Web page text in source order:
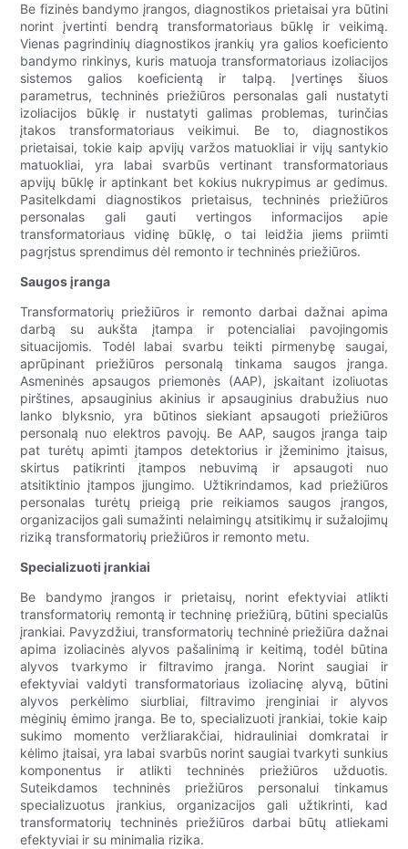
Be fizinės bandymo įrangos, diagnostikos prietaisai yra būtini
norint įvertinti bendrą transformatoriaus būklę ir veikimą.
Vienas pagrindinių diagnostikos įrankių yra galios koeficiento
bandymo rinkinys, kuris matuoja transformatoriaus izoliacijos
sistemos galios koeficientą ir talpą. Įvertinęs šiuos
parametrus, techninės priežiūros personalas gali nustatyti
izoliacijos būklę ir nustatyti galimas problemas, turinčias
įtakos transformatoriaus veikimui. Be to, diagnostikos
prietaisai, tokie kaip apvijų varžos matuokliai ir vijų santykio
matuokliai, yra labai svarbūs vertinant transformatoriaus
apvijų būklę ir aptinkant bet kokius nukrypimus ar gedimus.
Pasitelkdami diagnostikos prietaisus, techninės priežiūros
personalas gali gauti vertingos informacijos apie
transformatoriaus vidinę būklę, o tai leidžia jiems priimti
pagrįstus sprendimus dėl remonto ir techninės priežiūros.
Saugos įranga
Transformatorių priežiūros ir remonto darbai dažnai apima
darbą su aukšta įtampa ir potencialiai pavojingomis
situacijomis. Todėl labai svarbu teikti pirmenybę saugai,
aprūpinant priežiūros personalą tinkama saugos įranga.
Asmeninės apsaugos priemonės (AAP), įskaitant izoliuotas
pirštines, apsauginius akinius ir apsauginius drabužius nuo
lanko blyksnio, yra būtinos siekiant apsaugoti priežiūros
personalą nuo elektros pavojų. Be AAP, saugos įranga taip
pat turėtų apimti įtampos detektorius ir įžeminimo įtaisus,
skirtus patikrinti įtampos nebuvimą ir apsaugoti nuo
atsitiktinio įtampos įjungimo. Užtikrindamos, kad priežiūros
personalas turėtų prieigą prie reikiamos saugos įrangos,
organizacijos gali sumažinti nelaimingų atsitikimų ir sužalojimų
riziką transformatorių priežiūros ir remonto metu.
Specializuoti įrankiai
Be bandymo įrangos ir prietaisų, norint efektyviai atlikti
transformatorių remontą ir techninę priežiūrą, būtini specialūs
įrankiai. Pavyzdžiui, transformatorių techninė priežiūra dažnai
apima izoliacinės alyvos pašalinimą ir keitimą, todėl būtina
alyvos tvarkymo ir filtravimo įranga. Norint saugiai ir
efektyviai valdyti transformatoriaus izoliacinę alyvą, būtini
alyvos perkėlimo siurbliai, filtravimo įrenginiai ir alyvos
mėginių ėmimo įranga. Be to, specializuoti įrankiai, tokie kaip
sukimo momento veržliarakčiai, hidrauliniai domkratai ir
kėlimo įtaisai, yra labai svarbūs norint saugiai tvarkyti sunkius
komponentus ir atlikti techninės priežiūros užduotis.
Suteikdamos techninės priežiūros personalui tinkamus
specializuotus įrankius, organizacijos gali užtikrinti, kad
transformatorių techninės priežiūros darbai būtų atliekami
efektyviai ir su minimalia rizika.